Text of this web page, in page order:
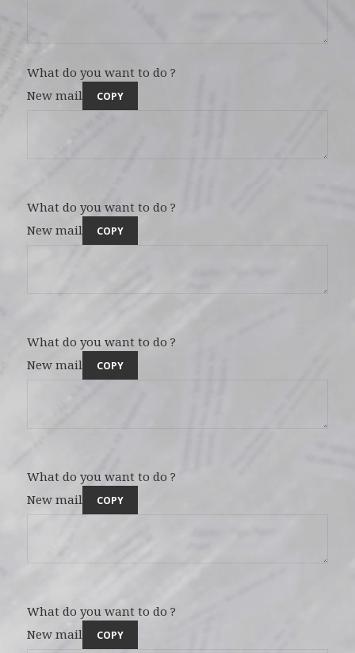
What do you want to do ?
New mail
COPY
What do you want to do ?
New mail
COPY
What do you want to do ?
New mail
COPY
What do you want to do ?
New mail
COPY
What do you want to do ?
New mail
COPY